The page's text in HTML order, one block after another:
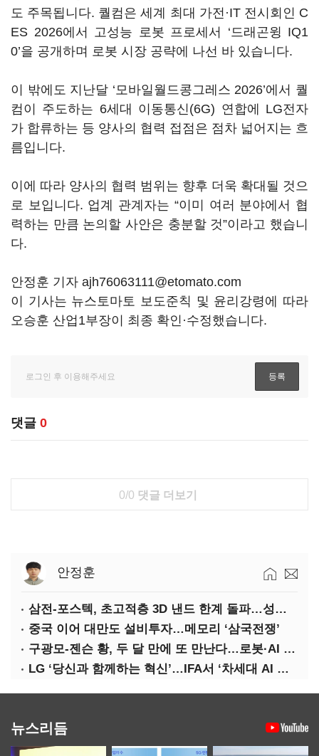
도 주목됩니다. 퀄컴은 세계 최대 가전·IT 전시회인 C
ES 2026에서 고성능 로봇 프로세서 ‘드래곤윙 IQ1
0’을 공개하며 로봇 시장 공략에 나선 바 있습니다.
이 밖에도 지난달 ‘모바일월드콩그레스 2026’에서 퀄
컴이 주도하는 6세대 이동통신(6G) 연합에 LG전자
가 합류하는 등 양사의 협력 접점은 점차 넓어지는 흐
름입니다.
이에 따라 양사의 협력 범위는 향후 더욱 확대될 것으
로 보입니다. 업계 관계자는 “이미 여러 분야에서 협
력하는 만큼 논의할 사안은 충분할 것”이라고 했습니
다.
안정훈 기자 ajh76063111@etomato.com
이 기사는 뉴스토마토 보도준칙 및 윤리강령에 따라
오승훈 산업1부장이 최종 확인·수정했습니다.
댓글 0
0/0 댓글 더보기
안정훈
삼전-포스텍, 초고적층 3D 낸드 한계 돌파…성능·전력효율 개선
중국 이어 대만도 설비투자…메모리 ‘삼국전쟁’
구광모-젠슨 황, 두 달 만에 또 만난다…로봇·AI 등 논의
LG ‘당신과 함께하는 혁신’…IFA서 ‘차세대 AI 홈’ 비전 공개
뉴스리듬